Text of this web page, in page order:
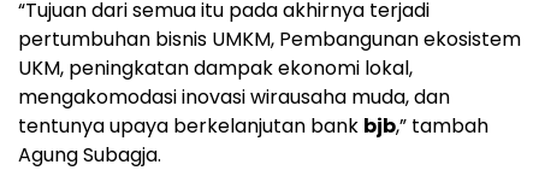
“Tujuan dari semua itu pada akhirnya terjadi
pertumbuhan bisnis UMKM, Pembangunan ekosistem
UKM, peningkatan dampak ekonomi lokal,
mengakomodasi inovasi wirausaha muda, dan
tentunya upaya berkelanjutan bank bjb,” tambah
Agung Subagja.